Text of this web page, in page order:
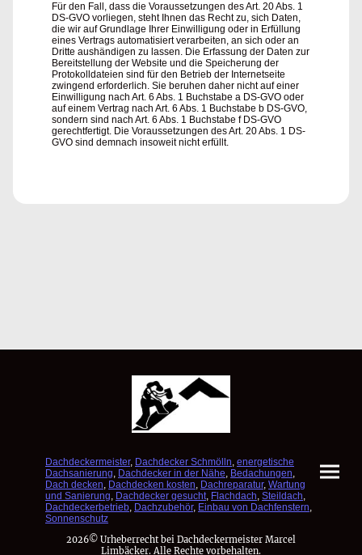
Für den Fall, dass die Voraussetzungen des Art. 20 Abs. 1
DS-GVO vorliegen, steht Ihnen das Recht zu, sich Daten,
die wir auf Grundlage Ihrer Einwilligung oder in Erfüllung
eines Vertrags automatisiert verarbeiten, an sich oder an
Dritte aushändigen zu lassen. Die Erfassung der Daten zur
Bereitstellung der Website und die Speicherung der
Protokolldateien sind für den Betrieb der Internetseite
zwingend erforderlich. Sie beruhen daher nicht auf einer
Einwilligung nach Art. 6 Abs. 1 Buchstabe a DS-GVO oder
auf einem Vertrag nach Art. 6 Abs. 1 Buchstabe b DS-GVO,
sondern sind nach Art. 6 Abs. 1 Buchstabe f DS-GVO
gerechtfertigt. Die Voraussetzungen des Art. 20 Abs. 1 DS-
GVO sind demnach insoweit nicht erfüllt.
Dachdeckermeister, Dachdecker Schmölln energetische
Dachsanierung Dachdecker in der Nähe Bedachungen
Dach decken Dachdecken kosten Dachreparatur, Wartung
und Sanierung Dachdecker gesucht, Flachdach Steildach
Dachdeckerbetrieb Dachzubehör, Einbau von Dachfenstern
Sonnenschutz
2026© Urheberrecht bei Dachdeckermeister Marcel
Limbäcker. Alle Rechte vorbehalten.